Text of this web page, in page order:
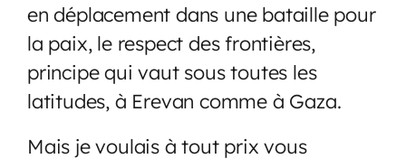
en déplacement dans une bataille pour
la paix, le respect des frontières,
principe qui vaut sous toutes les
latitudes, à Erevan comme à Gaza.
Mais je voulais à tout prix vous